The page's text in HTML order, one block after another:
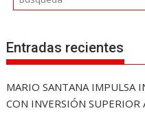
Entradas recientes
MARIO SANTANA IMPULSA
CON INVERSIÓN